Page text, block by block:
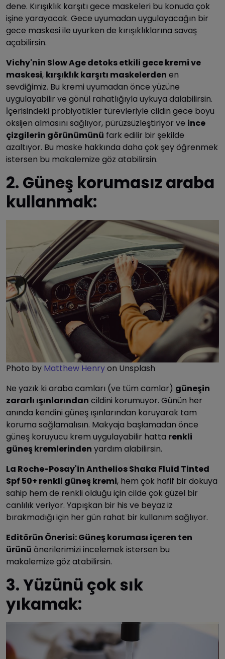
dene. Kırışıklık karşıtı gece maskeleri bu konuda çok
işine yarayacak. Gece uyumadan uygulayacağın bir
gece maskesi ile uyurken de kırışıklıklarına savaş
açabilirsin.
Vichy'nin Slow Age detoks etkili gece kremi ve
maskesi, kırşıklık karşıtı maskelerden en
sevdiğimiz. Bu kremi uyumadan önce yüzüne
uygulayabilir ve gönül rahatlığıyla uykuya dalabilirsin.
İçerisindeki probiyotikler türevleriyle cildin gece boyu
oksijen almasını sağlıyor, pürüzsüzleştiriyor ve ince
çizgilerin görünümünü fark edilir bir şekilde
azaltıyor. Bu maske hakkında daha çok şey öğrenmek
istersen bu makalemize göz atabilirsin.
2. Güneş korumasız araba
kullanmak:
Photo by Matthew Henryon Unsplash
Ne yazık ki araba camları (ve tüm camlar) güneşin
zararlı ışınlarından cildini korumuyor. Günün her
anında kendini güneş ışınlarından koruyarak tam
koruma sağlamalısın. Makyaja başlamadan önce
güneş koruyucu krem uygulayabilir hatta renkli
güneş kremlerinden yardım alabilirsin.
La Roche-Posay'in Anthelios Shaka Fluid Tinted
Spf 50+ renkli güneş kremi, hem çok hafif bir dokuya
sahip hem de renkli olduğu için cilde çok güzel bir
canlılık veriyor. Yapışkan bir his ve beyaz iz
bırakmadığı için her gün rahat bir kullanım sağlıyor.
Editörün Önerisi: Güneş koruması içeren ten
ürünü önerilerimizi incelemek istersen bu
makalemize göz atabilirsin.
3. Yüzünü çok sık
yıkamak: